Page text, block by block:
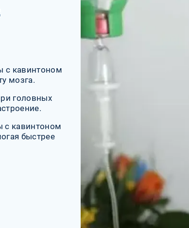
с кавинтоном
мозга.
головных
с кавинтоном
быстрее